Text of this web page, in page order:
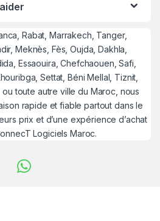
Rabat, Marrakech, Tanger,
Meknès, Fès, Oujda, Dakhla,
Essaouira, Chefchaouen, Safi,
Settat, Béni Mellal, Tiznit,
ou toute autre ville du Maroc, nous
rapide et fiable partout dans le
prix et d’une expérience d’achat
Logiciels Maroc.